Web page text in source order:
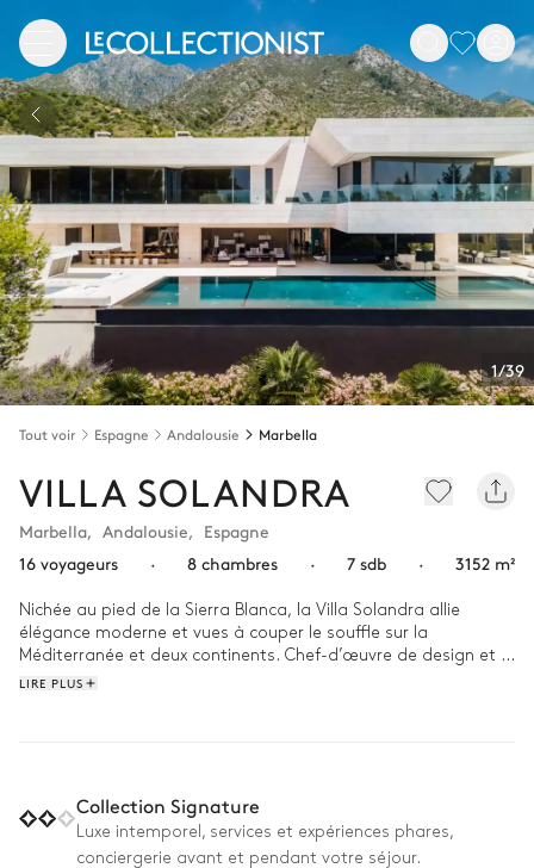
1/39
Tout voir Espagne Andalousie Marbella
VILLA SOLANDRA
Marbella, Andalousie, Espagne
16 voyageurs
· 8 chambres · 7 sdb · 3152 m²
Nichée au pied de la Sierra Blanca, la Villa Solandra allie
élégance moderne et vues à couper le souffle sur la
Méditerranée et deux continents. Chef-d’œuvre de design et
de confort, elle est un concentré de sérénité et d'excellence
matinée, jouez un match sur le court de tennis privé ou
détendez-vous au spa, en alternant hammam et sauna. À la
fin de la journée, retrouvez la terrasse pour prendre un verre,
LIRE PLUS
Collection Signature
Luxe intemporel, services et expériences phares,
conciergerie avant et pendant votre séjour.